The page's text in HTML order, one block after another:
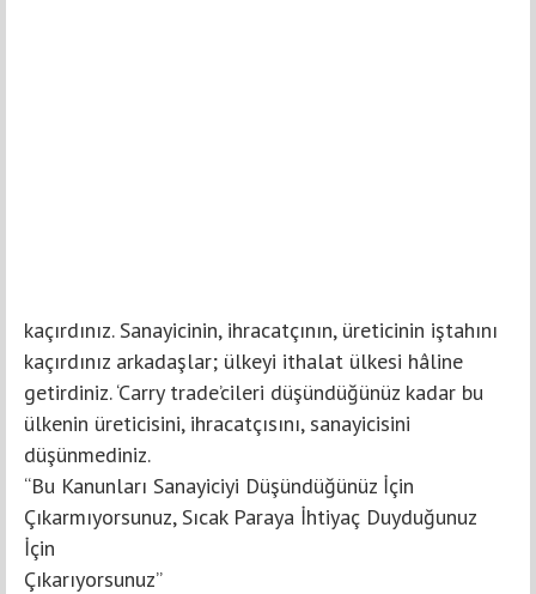
kaçırdınız. Sanayicinin, ihracatçının, üreticinin iştahını
kaçırdınız arkadaşlar; ülkeyi ithalat ülkesi hâline
getirdiniz. ‘Carry trade’cileri düşündüğünüz kadar bu
ülkenin üreticisini, ihracatçısını, sanayicisini
düşünmediniz.
“Bu Kanunları Sanayiciyi Düşündüğünüz İçin
Çıkarmıyorsunuz, Sıcak Paraya İhtiyaç Duyduğunuz
İçin
Çıkarıyorsunuz”